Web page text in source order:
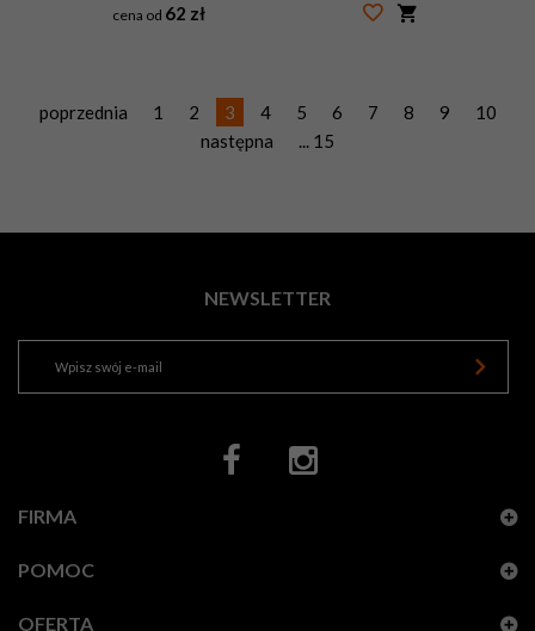
cena od 62 zł
poprzednia 1 2 3 4 5 6 7 8 9
10
następna
... 15
NEWSLETTER
FIRMA
POMOC
OFERTA